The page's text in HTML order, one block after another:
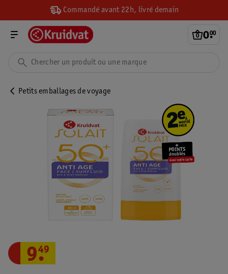
Commandé avant 22h, livré demain
0.
00
Petits emballages de voyage
9.
49